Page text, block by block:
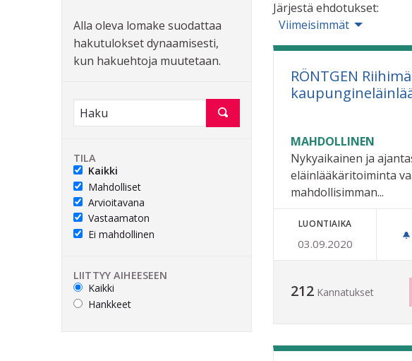
Alla oleva lomake suodattaa
hakutulokset dynaamisesti,
kun hakuehtoja muutetaan.
TILA
Kaikki
Mahdolliset
Arvioitavana
Vastaamaton
Ei mahdollinen
LIITTYY AIHEESEEN
Kaikki
Hankkeet
Järjestä ehdotukset:
Viimeisimmät
RÖNTGEN
MAHDOLLINEN
Nykyaikainen ja
eläinlääkäritoiminta
mahdollisimman...
LUONTIAIKA
03.09.2020
212 Kannatukset